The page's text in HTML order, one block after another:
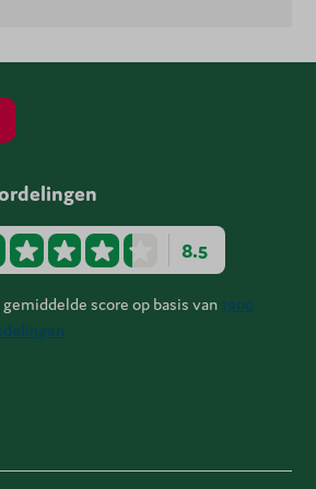
8.5
gemiddelde score op basis van 1900